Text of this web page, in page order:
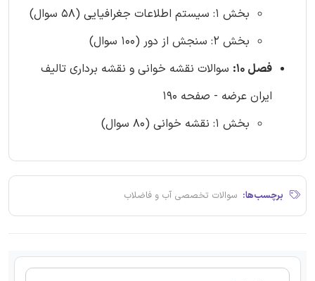
بخش 1: سیستم اطلاعات جغرافیایی (58 سوال)
بخش 2: سنجش از دور (100 سوال)
فصل 10:
سوالات نقشه خوانی و نقشه برداری تالیف
ایران عرضه - صفحه 190
بخش 1: نقشه خوانی (80 سوال)
برچسب‌ها: سوالات تخصصی آب و فاضلاب